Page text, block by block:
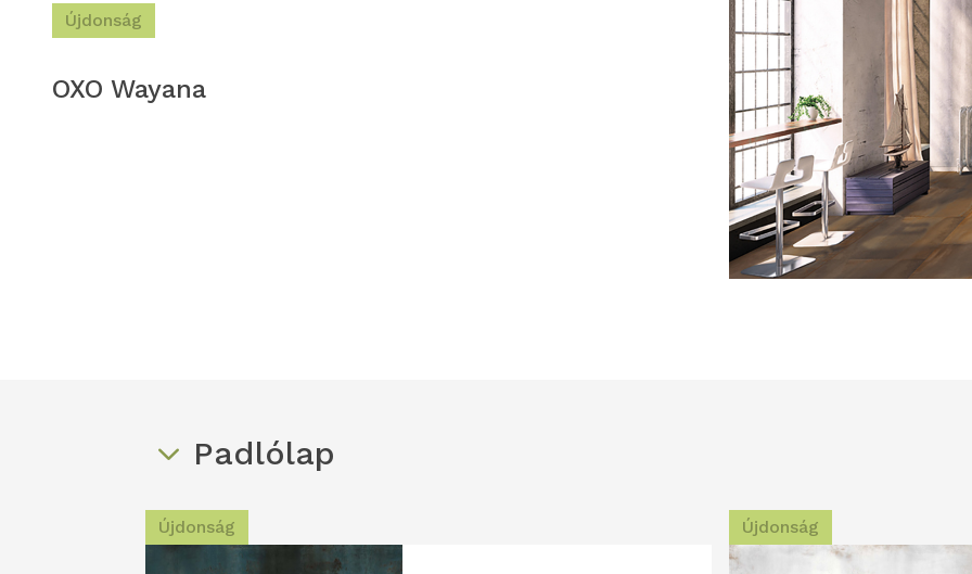
Újdonság
OXO Wayana
Padlólap
Újdonság Újdonság